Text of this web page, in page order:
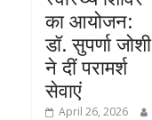
का आयोजन:
डॉ. सुपर्णा जोशी
ने दीं परामर्श
सेवाएं
April 26, 2026